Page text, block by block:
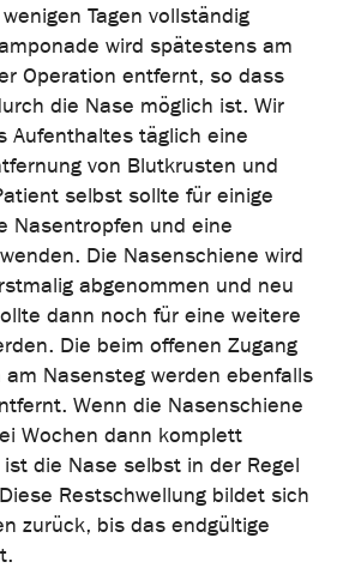
Tagen vollständig
wird spätestens am
Operation entfernt, so dass
die Nase möglich ist. Wir
Aufenthaltes täglich eine
von Blutkrusten und
selbst sollte für einige
Nasentropfen und eine
Die Nasenschiene wird
abgenommen und neu
dann noch für eine weitere
Die beim offenen Zugang
Nasensteg werden ebenfalls
Wenn die Nasenschiene
Wochen dann komplett
die Nase selbst in der Regel
Restschwellung bildet sich
zurück, bis das endgültige